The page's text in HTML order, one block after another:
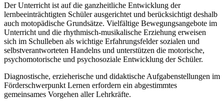
Der Unterricht ist auf die ganzheitliche Entwicklung der
lernbeeinträchtigten Schüler ausgerichtet und berücksichtigt deshalb
auch motopädische Grundsätze. Vielfältige Bewegungsangebote im
Unterricht und die rhythmisch-musikalische Erziehung erweisen
sich im Schulleben als wichtige Erfahrungsfelder sozialen und
selbstverantworteten Handelns und unterstützen die motorische,
psychomotorische und psychosoziale Entwicklung der Schüler.
Diagnostische, erzieherische und didaktische Aufgabenstellungen im
Förderschwerpunkt Lernen erfordern ein abgestimmtes
gemeinsames Vorgehen aller Lehrkräfte.